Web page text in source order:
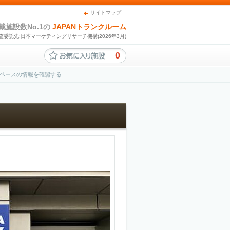
サイトマップ
施設数No.1の JAPANトランクルーム
委託先:日本マーケティングリサーチ機構(2026年3月)
0
ースの情報を確認する